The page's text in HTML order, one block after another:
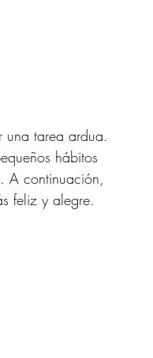
una tarea ardua.
hábitos
A continuación,
feliz y alegre.